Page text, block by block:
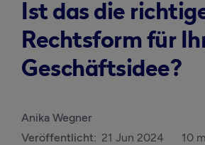
Ist das die
Rechtsform für
Geschäftsidee?
Anika Wegner
Veröffentlicht: 21 Jun 2024
10